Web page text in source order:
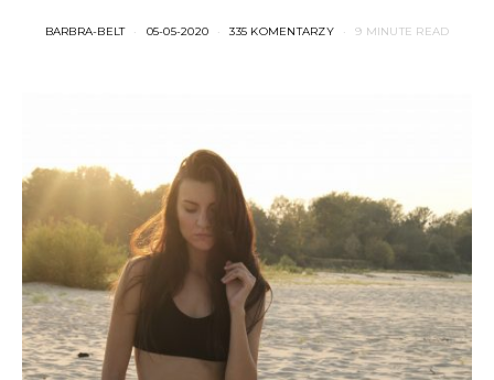
BARBRA-BELT 05-05-2020 335 KOMENTARZY 9 MINUTE READ